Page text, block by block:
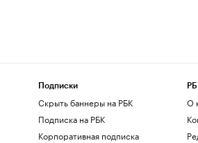
Подписки
Скрыть баннеры на РБК
Подписка на РБК
Корпоративная подписка
О